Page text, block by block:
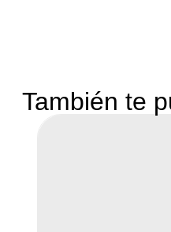
También te